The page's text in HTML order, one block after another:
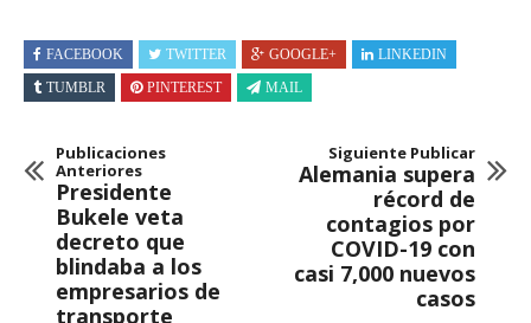
FACEBOOK TWITTER GOOGLE+
LINKEDIN
TUMBLR
PINTEREST MAIL
Publicaciones
Anteriores
Presidente
Bukele veta
decreto que
blindaba a los
empresarios de
transporte
Siguiente Publicar
Alemania supera
récord de
contagios por
COVID-19 con
casi 7,000 nuevos
casos